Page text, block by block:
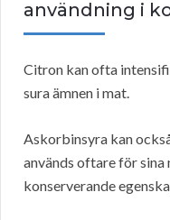
användning i
Citron kan ofta
sura ämnen i mat.
Askorbinsyra kan
används oftare för
konserverande